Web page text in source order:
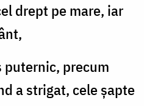
drept pe mare, iar
puternic, precum
a strigat, cele şapte